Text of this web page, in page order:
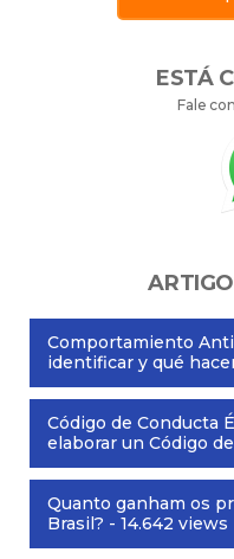
ESTÁ
Fale
Comportamiento
identificar y qué
Código de Conducta
elaborar un Código
Quanto ganham os
Brasil? - 14.642 views